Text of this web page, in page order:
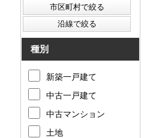
種別
新築一戸建て
中古一戸建て
中古マンション
土地